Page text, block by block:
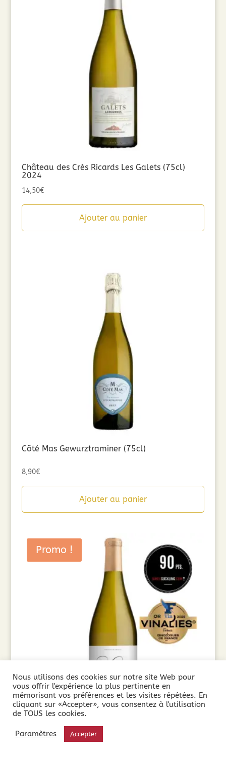
Château des Crès Ricards Les Galets (75cl)
2024
14,50€
Ajouter au panier
Côté Mas Gewurztraminer (75cl)
8,90€
Ajouter au panier
Promo !
Château de Larzac Saint Majan AOP Languedoc
Blanc ( 75cl) 2023
Nous utilisons des cookies sur notre site Web pour
vous offrir l'expérience la plus pertinente en
mémorisant vos préférences et les visites répétées. En
cliquant sur «Accepter», vous consentez à l'utilisation
de TOUS les cookies.
Paramètres Accepter